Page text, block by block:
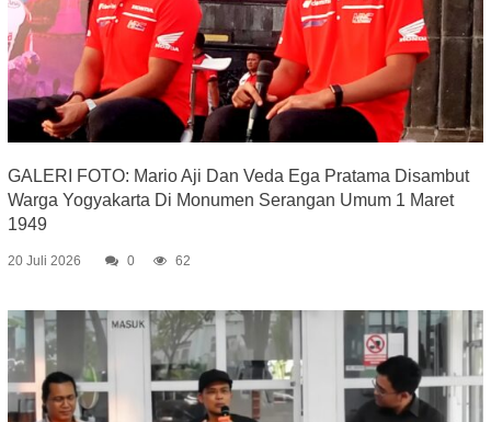
GALERI FOTO: Mario Aji Dan Veda Ega Pratama Disambut
Warga Yogyakarta Di Monumen Serangan Umum 1 Maret
1949
20 Juli 2026 0 62